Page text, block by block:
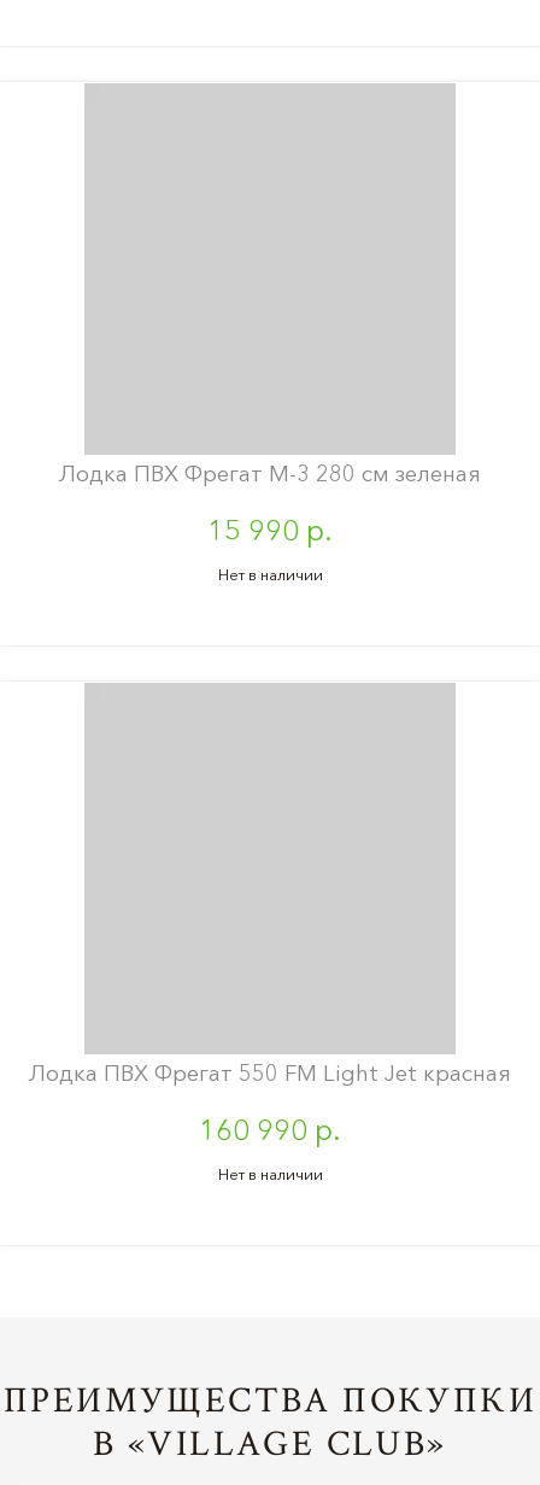
Лодка ПВХ Фрегат М-3 280 см зеленая
15 990 р.
Нет в наличии
Лодка ПВХ Фрегат 550 FM Light Jet красная
160 990 р.
Нет в наличии
ПРЕИМУЩЕСТВА ПОКУПКИ
В «VILLAGE CLUB»